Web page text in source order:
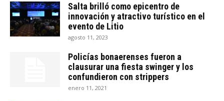
Salta brilló como epicentro de
innovación y atractivo turístico en el
evento de Litio
agosto 11, 2023
Policías bonaerenses fueron a
clausurar una fiesta swinger y los
confundieron con strippers
enero 11, 2021